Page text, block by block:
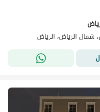
شمال الرياض، الرياض